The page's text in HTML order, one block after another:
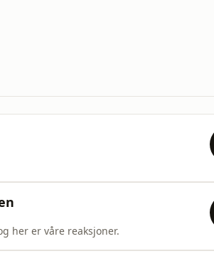
her er våre reaksjoner.